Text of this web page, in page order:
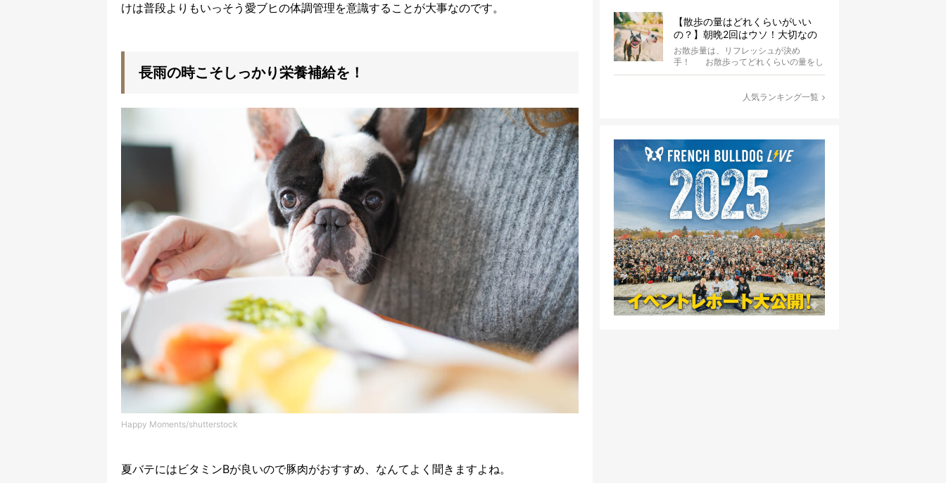
けは普段よりもいっそう愛ブヒの体調管理を意識することが大事なのです。
長雨の時こそしっかり栄養補給を！
Happy Moments/shutterstock
夏バテにはビタミンBが良いので豚肉がおすすめ、なんてよく聞きますよね。
【散歩の量はどれくらいがいい
の？】朝晩2回はウソ！大切なの
は運動量より「リフレッシュ」〜
お散歩にまつわる疑問FAQつき〜
お散歩量は、リフレッシュが決め
手！ お散歩ってどれくらいの量をし
たらいいのか迷いませんか？ よ...
人気ランキング一覧